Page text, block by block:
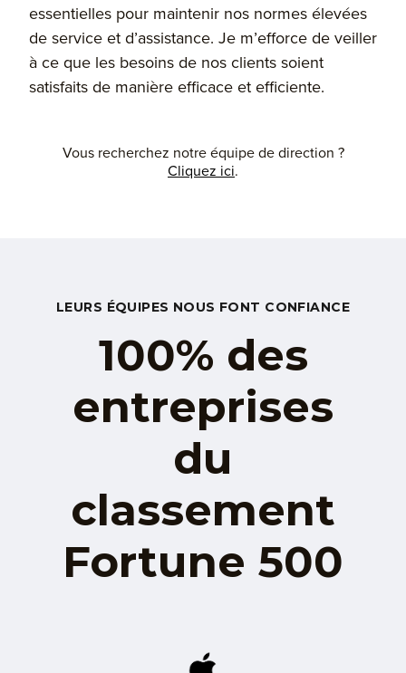
essentielles pour maintenir nos normes élevées
de service et d’assistance. Je m’efforce de veiller
à ce que les besoins de nos clients soient
satisfaits de manière efficace et efficiente.
Vous recherchez notre équipe de direction ?
Cliquez ici.
LEURS ÉQUIPES NOUS FONT CONFIANCE
100% des
entreprises
du
classement
Fortune 500